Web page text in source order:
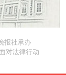
报社承办
对法律行动